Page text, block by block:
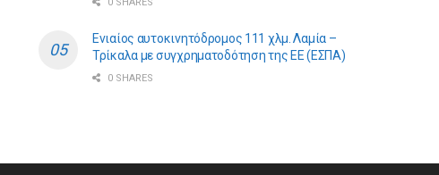
Ενιαίος αυτοκινητόδρομος 111 χλμ. Λαμία –
Τρίκαλα με συγχρηματοδότηση της ΕE (ΕΣΠΑ)
0 SHARES